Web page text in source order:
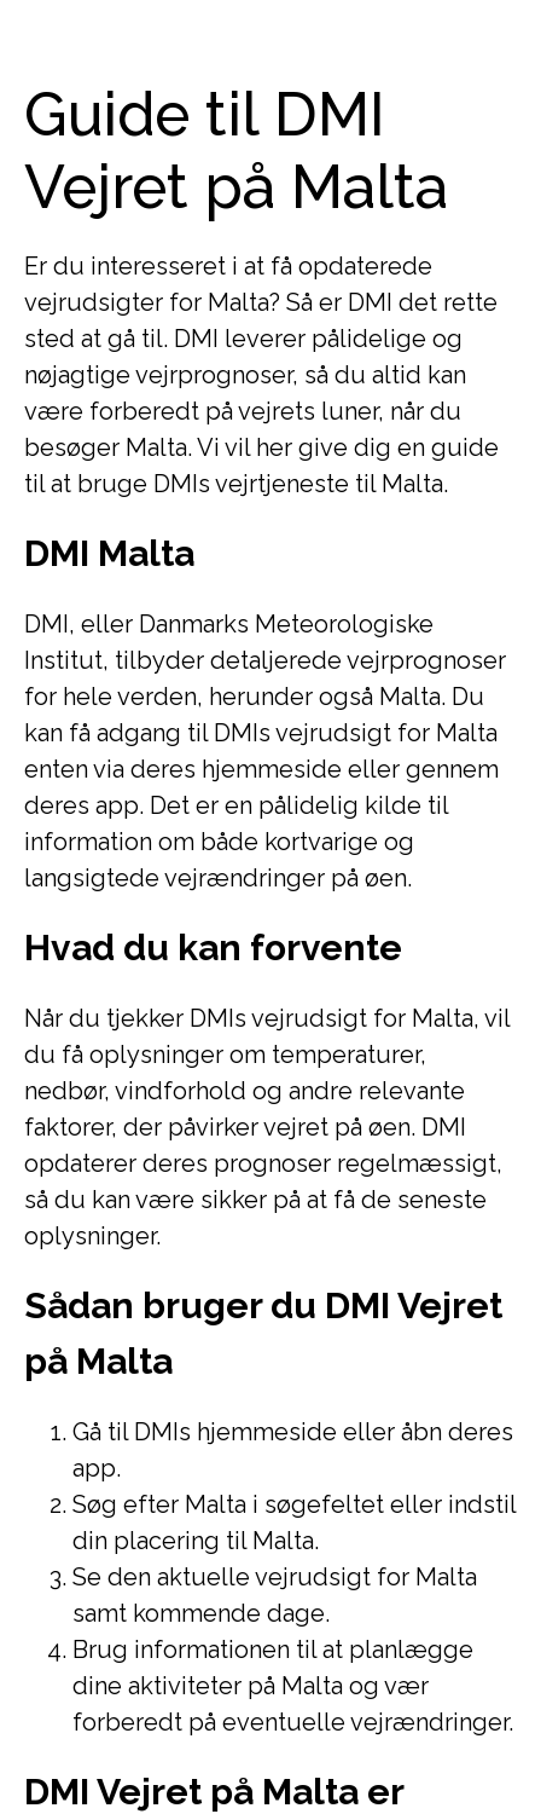
Guide til DMI
Vejret på Malta
Er du interesseret i at få opdaterede
vejrudsigter for Malta? Så er DMI det rette
sted at gå til. DMI leverer pålidelige og
nøjagtige vejrprognoser, så du altid kan
være forberedt på vejrets luner, når du
besøger Malta. Vi vil her give dig en guide
til at bruge DMIs vejrtjeneste til Malta.
DMI Malta
DMI, eller Danmarks Meteorologiske
Institut, tilbyder detaljerede vejrprognoser
for hele verden, herunder også Malta. Du
kan få adgang til DMIs vejrudsigt for Malta
enten via deres hjemmeside eller gennem
deres app. Det er en pålidelig kilde til
information om både kortvarige og
langsigtede vejrændringer på øen.
Hvad du kan forvente
Når du tjekker DMIs vejrudsigt for Malta, vil
du få oplysninger om temperaturer,
nedbør, vindforhold og andre relevante
faktorer, der påvirker vejret på øen. DMI
opdaterer deres prognoser regelmæssigt,
så du kan være sikker på at få de seneste
oplysninger.
Sådan bruger du DMI Vejret
på Malta
Gå til DMIs hjemmeside eller åbn deres
app.
Søg efter Malta i søgefeltet eller indstil
din placering til Malta.
Se den aktuelle vejrudsigt for Malta
samt kommende dage.
Brug informationen til at planlægge
dine aktiviteter på Malta og vær
forberedt på eventuelle vejrændringer.
DMI Vejret på Malta er